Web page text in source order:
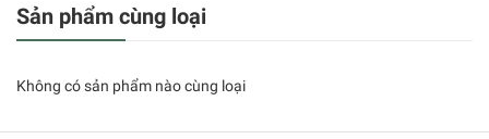
Sản phẩm cùng loại
Không có sản phẩm nào cùng loại